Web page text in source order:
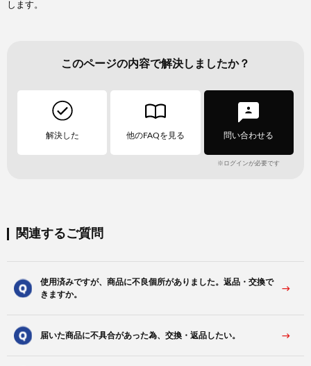
します。
このページの内容で解決しましたか？
解決した 他のFAQを見る 問い合わせる
※ログインが必要です
関連するご質問
使用済みですが、商品に不良個所がありました。返品・交換で
きますか。
届いた商品に不具合があった為、交換・返品したい。